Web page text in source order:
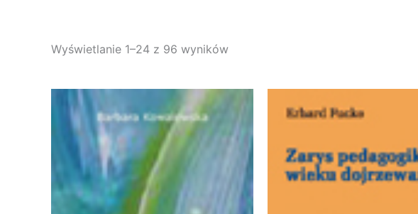
Wyświetlanie 1–24 z 96 wyników